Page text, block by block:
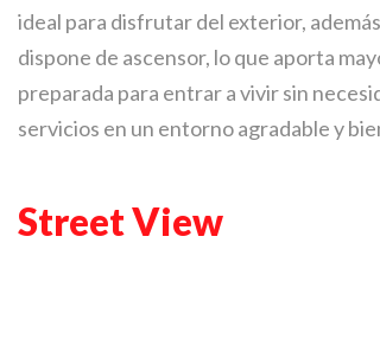
ideal para disfrutar del exterior,
dispone de ascensor, lo que aporta
preparada para entrar a vivir sin
servicios en un entorno agradable y
Street View